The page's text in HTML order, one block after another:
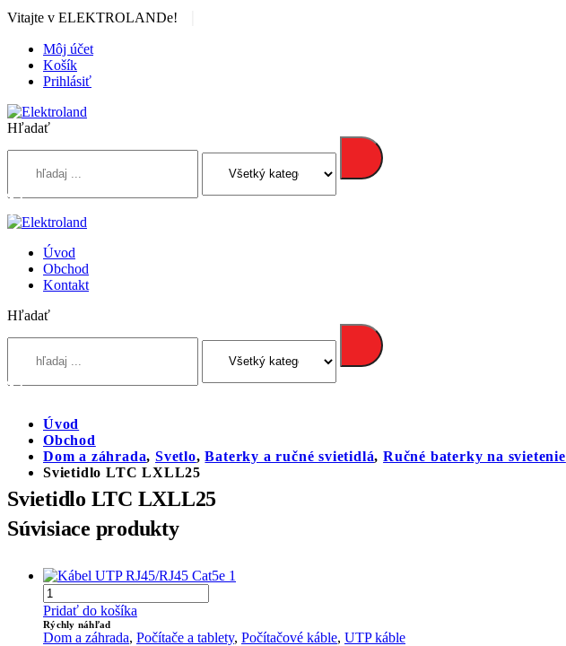
Vitajte v ELEKTROLANDe!
Môj účet
Košík
Prihlásiť
Hľadať
Úvod
Obchod
Kontakt
Hľadať
Úvod
Obchod
Dom a záhrada,Svetlo,Baterky a ručné svietidlá,Ručné baterky na svietenie
Svietidlo LTC LXLL25
Svietidlo LTC LXLL25
Súvisiace produkty
Pridať do košíka
Rýchly náhľad
Dom a záhrada, Počítače a tablety, Počítačové káble, UTP káble